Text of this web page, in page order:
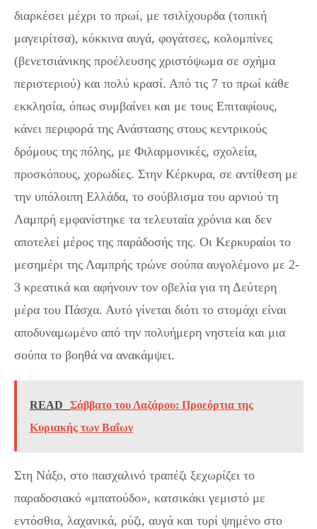
διαρκέσει μέχρι το πρωί, με τσιλίχουρδα (τοπική
μαγειρίτσα), κόκκινα αυγά, φογάτσες, κολομπίνες
(βενετσιάνικης προέλευσης χριστόψωμα σε σχήμα
περιστεριού) και πολύ κρασί. Από τις 7 το πρωί κάθε
εκκλησία, όπως συμβαίνει και με τους Επιταφίους,
κάνει περιφορά της Ανάστασης στους κεντρικούς
δρόμους της πόλης, με Φιλαρμονικές, σχολεία,
προσκόπους, χορωδίες. Στην Κέρκυρα, σε αντίθεση με
την υπόλοιπη Ελλάδα, το σούβλισμα του αρνιού τη
Λαμπρή εμφανίστηκε τα τελευταία χρόνια και δεν
αποτελεί μέρος της παράδοσής της. Οι Κερκυραίοι το
μεσημέρι της Λαμπρής τρώνε σούπα αυγολέμονο με 2-
3 κρεατικά και αφήνουν τον οβελία για τη Δεύτερη
μέρα του Πάσχα. Αυτό γίνεται διότι το στομάχι είναι
αποδυναμωμένο από την πολυήμερη νηστεία και μια
σούπα το βοηθά να ανακάμψει.
READ
Σάββατο του Λαζάρου: Προεόρτια της
Κυριακής των Βαΐων
Στη Νάξο, στο πασχαλινό τραπέζι ξεχωρίζει το
παραδοσιακό «μπατούδο», κατσικάκι γεμιστό με
εντόσθια, λαχανικά, ρύζι, αυγά και τυρί ψημένο στο